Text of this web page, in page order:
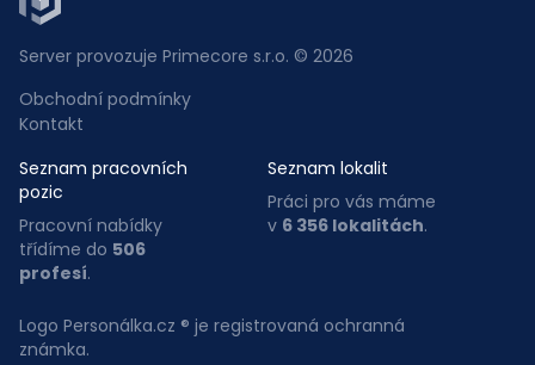
Server provozuje Primecore s.r.o. © 2026
Obchodní podmínky
Kontakt
Seznam pracovních
pozic
Pracovní nabídky
třídíme do 506
profesí.
Seznam lokalit
Práci pro vás máme
v 6 356 lokalitách.
Logo Personálka.cz ® je registrovaná ochranná
známka.